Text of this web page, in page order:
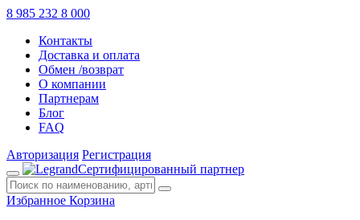
8 985 232 8 000
Контакты
Доставка и оплата
Обмен /возврат
О компании
Партнерам
Блог
FAQ
Авторизация Регистрация
Сертифицированный партнер
Избранное Корзина